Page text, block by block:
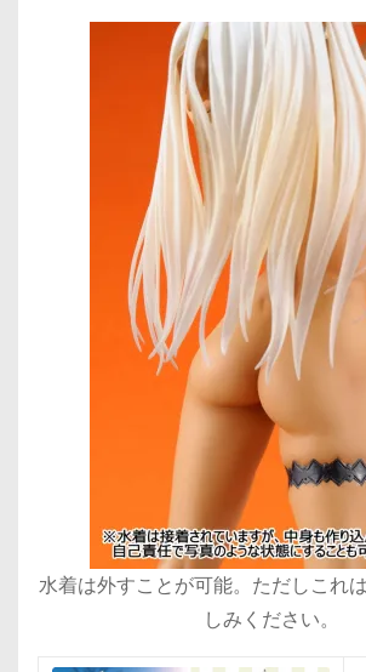
水着は外すことが可能。ただしこれ
しみください。